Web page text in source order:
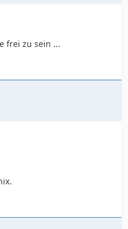
frei zu sein ...